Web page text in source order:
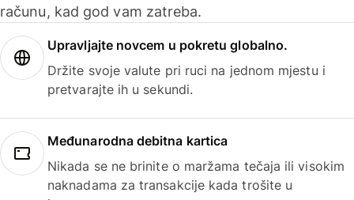
računu, kad god vam zatreba.
Upravljajte novcem u pokretu globalno.
Držite svoje valute pri ruci na jednom mjestu i
pretvarajte ih u sekundi.
Međunarodna debitna kartica
Nikada se ne brinite o maržama tečaja ili visokim
naknadama za transakcije kada trošite u